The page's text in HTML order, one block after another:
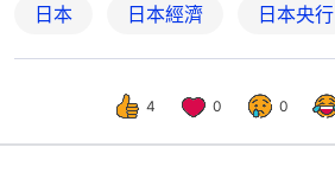
日本 日本經濟 日本央行
4 0 0